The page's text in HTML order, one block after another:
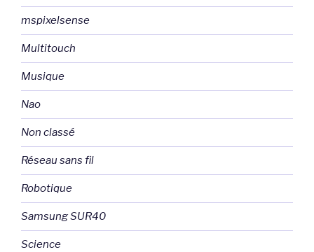
mspixelsense
Multitouch
Musique
Nao
Non classé
Réseau sans fil
Robotique
Samsung SUR40
Science